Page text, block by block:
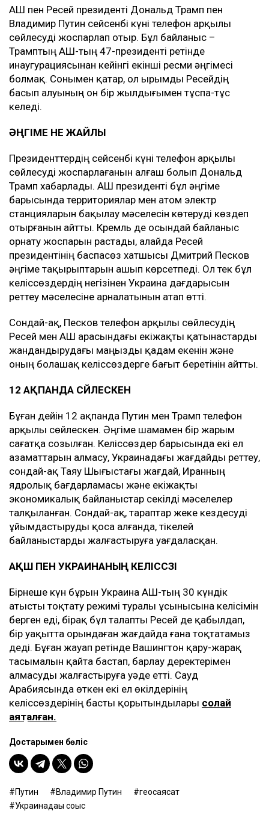
АҚШ пен Ресей президенті Дональд Трамп пен
Владимир Путин сейсенбі күні телефон арқылы
сөйлесуді жоспарлап отыр. Бұл байланыс –
Трамптың АҚШ-тың 47-президенті ретінде
инаугурациясынан кейінгі екінші ресми әңгімесі
болмақ. Сонымен қатар, ол Қырымды Ресейдің
басып алуының он бір жылдығымен тұспа-тұс
келеді.
ӘҢГІМЕ НЕ ЖАЙЛЫ
Президенттердің сейсенбі күні телефон арқылы
сөйлесуді жоспарлағанын алғаш болып Дональд
Трамп хабарлады. АҚШ президенті бұл әңгіме
барысында территориялар мен атом электр
станцияларын бақылау мәселесін көтеруді көздеп
отырғанын айтты. Кремль де осындай байланыс
орнату жоспарын растады, алайда Ресей
президентінің баспасөз хатшысы Дмитрий Песков
әңгіме тақырыптарын ашып көрсетпеді. Ол тек бұл
келіссөздердің негізінен Украина дағдарысын
реттеу мәселесіне арналатынын атап өтті.
Сондай-ақ, Песков телефон арқылы сөйлесудің
Ресей мен АҚШ арасындағы екіжақты қатынастарды
жандандырудағы маңызды қадам екенін және
оның болашақ келіссөздерге бағыт беретінін айтты.
12 АҚПАНДА СӨЙЛЕСКЕН
Бұған дейін 12 ақпанда Путин мен Трамп телефон
арқылы сөйлескен. Әңгіме шамамен бір жарым
сағатқа созылған. Келіссөздер барысында екі ел
азаматтарын алмасу, Украинадағы жағдайды реттеу,
сондай-ақ Таяу Шығыстағы жағдай, Иранның
ядролық бағдарламасы және екіжақты
экономикалық байланыстар секілді мәселелер
талқыланған. Сондай-ақ, тараптар жеке кездесуді
ұйымдастыруды қоса алғанда, тікелей
байланыстарды жалғастыруға уағдаласқан.
АҚШ ПЕН УКРАИНАНЫҢ КЕЛІССӨЗІ
Бірнеше күн бұрын Украина АҚШ-тың 30 күндік
атысты тоқтату режимі туралы ұсынысына келісімін
берген еді, бірақ бұл талапты Ресей де қабылдап,
бір уақытта орындаған жағдайда ғана тоқтатамыз
деді. Бұған жауап ретінде Вашингтон қару-жарақ
тасымалын қайта бастап, барлау деректерімен
алмасуды жалғастыруға уәде етті. Сауд
Арабиясында өткен екі ел өкілдерінің
келіссөздерінің басты қорытындылары солай
аяқталған.
Достарыңмен бөліс
Путин Владимир Путин
геосаясат
Украинадағы соғыс